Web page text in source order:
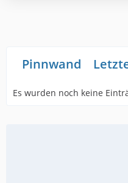
Pinnwand
Es wurden noch keine